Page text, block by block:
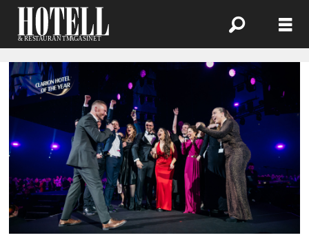
Emne:
clarion-
hotell